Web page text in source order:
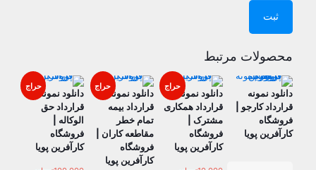
محصولات مرتبط
دانلود نمونه
قرارداد کارجو |
فروشگاه
کارآفرین پویا
حراج
دانلود نمونه
قرارداد همکاری
مشترک |
فروشگاه
کارآفرین پویا
حراج
دانلود نمونه
قرارداد بيمه
تمام خطر
مقاطعه كاران |
فروشگاه
کارآفرین پویا
حراج
دانلود نمونه
قرارداد حق
الوكاله |
فروشگاه
کارآفرین پویا